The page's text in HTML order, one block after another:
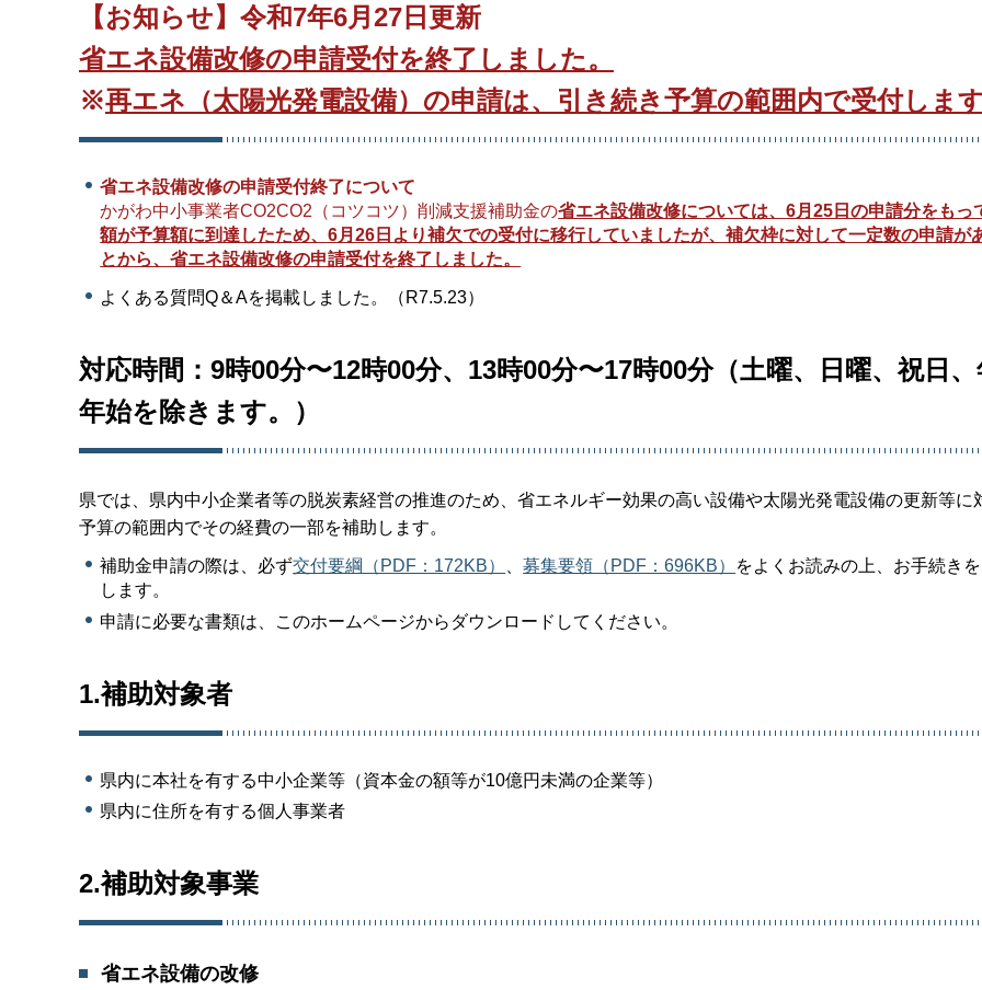
【お知らせ】令和7年6月27日更新
省エネ設備改修の申請受付を終了しました。
※再エネ（太陽光発電設備）の申請は、引き続き予算の範囲内で受付しま
省エネ設備改修の申請受付終了について
かがわ中小事業者CO2CO2（コツコツ）削減支援補助金の省エネ設備改修については、6月25日の申請分をもっ
額が予算額に到達したため、6月26日より補欠での受付に移行していましたが、補欠枠に対して一定数の申請が
とから、省エネ設備改修の申請受付を終了しました。
よくある質問Q＆Aを掲載しました。（R7.5.23）
対応時間：9時00分〜12時00分、13時00分〜17時00分（土曜、日曜、祝日
年始を除きます。）
県では、県内中小企業者等の脱炭素経営の推進のため、省エネルギー効果の高い設備や太陽光発電設備の更新等に
予算の範囲内でその経費の一部を補助します。
補助金申請の際は、必ず交付要綱（PDF：172KB） 、募集要領（PDF：696KB）
をよくお読みの上、お手続き
します。
申請に必要な書類は、このホームページからダウンロードしてください。
1.補助対象者
県内に本社を有する中小企業等（資本金の額等が10億円未満の企業等）
県内に住所を有する個人事業者
2.補助対象事業
省エネ設備の改修